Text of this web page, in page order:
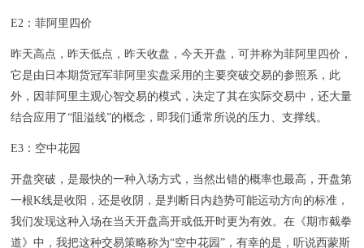
E2：菲阿里四价
昨天高点，昨天低点，昨天收盘，今天开盘，可并称为菲阿里四价，
它是由日本期货冠军菲阿里实盘采用的主要突破交易的参照系，此
外，因菲阿里主观心智交易的模式，决定了其在实际交易中，还大量
结合应用了“阻溢线”的概念，即我们通常所说的压力、支撑线。
E3：空中花园
开盘突破，是最快的一种入场方式，当然出错的概率也最高，开盘第
一根K线是收阳，还是收阴，是判断日内趋势可能运动方向的标准，
我们发现这种入场在当天开盘高开或低开时更为有效。在《期市截拳
道》中，我把这种交易策略称为“空中花园”，有幸的是，听说西蒙斯